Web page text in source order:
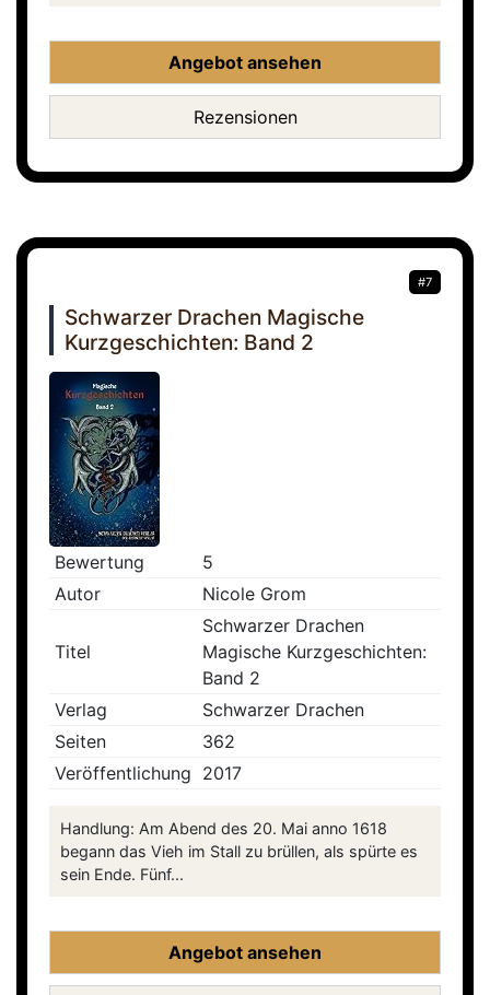
Angebot ansehen
Rezensionen
#7
Schwarzer Drachen Magische
Kurzgeschichten: Band 2
Bewertung
5
Autor
Nicole Grom
Titel
Schwarzer Drachen
Magische Kurzgeschichten:
Band 2
Verlag
Schwarzer Drachen
Seiten
362
Veröffentlichung 2017
Handlung: Am Abend des 20. Mai anno 1618
begann das Vieh im Stall zu brüllen, als spürte es
sein Ende. Fünf...
Angebot ansehen